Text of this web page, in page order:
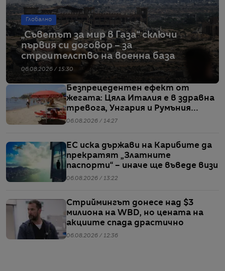
Глобално
„Съветът за мир в Газа“ сключи
първия си договор – за
строителство на военна база
06.08.2026 / 15:30
Безпрецедентен ефект от
жегата: Цяла Италия е в здравна
тревога, Унгария и Румъния
пестят електричество
06.08.2026 / 14:27
ЕС иска държави на Карибите да
прекратят „Златните
паспорти“ – иначе ще въведе визи
06.08.2026 / 13:22
Стриймингът донесе над $3
милиона на WBD, но цената на
акциите спада драстично
06.08.2026 / 12:36